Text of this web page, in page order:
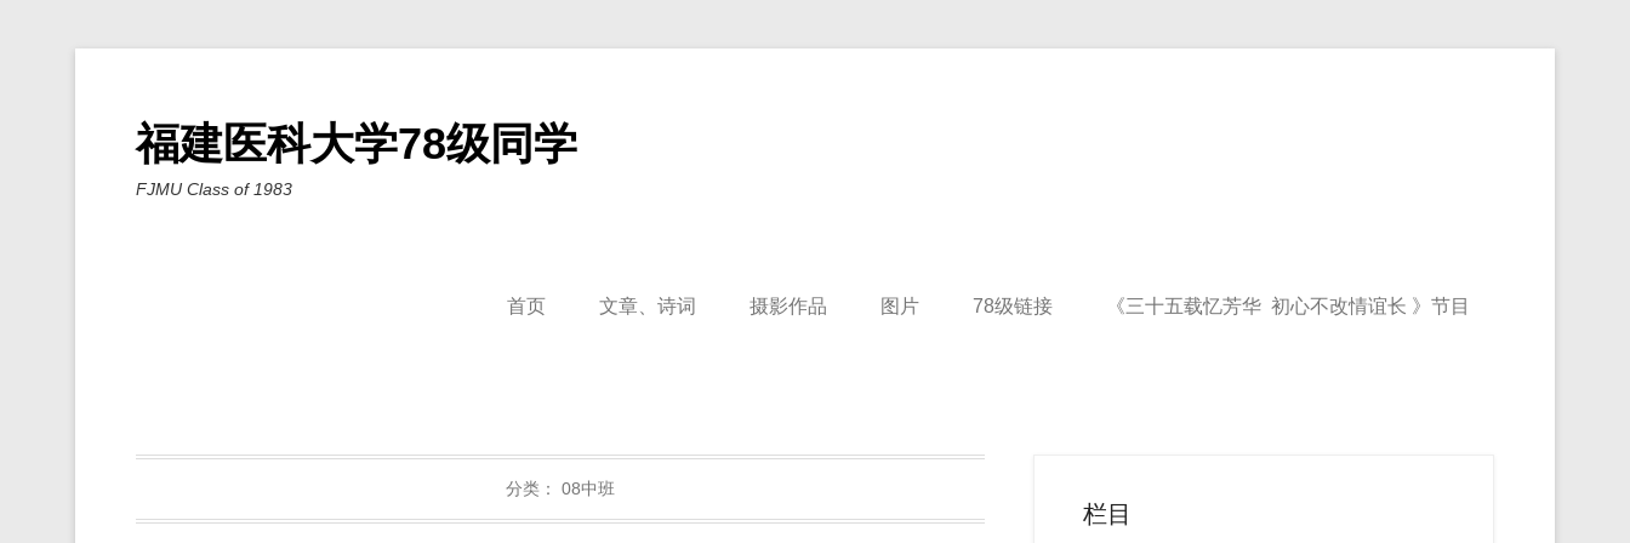
福建医科大学78级同学
FJMU Class of 1983
首页 文章、诗词 摄影作品 图片 78级链接 《三十五载忆芳华 初心不改情谊长 》节目
分类： 08中班
栏目